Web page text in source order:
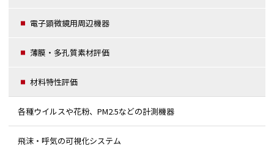
電子顕微鏡用周辺機器
薄膜・多孔質素材評価
材料特性評価
各種ウイルスや花粉、PM2.5などの計測機器
飛沫・呼気の可視化システム